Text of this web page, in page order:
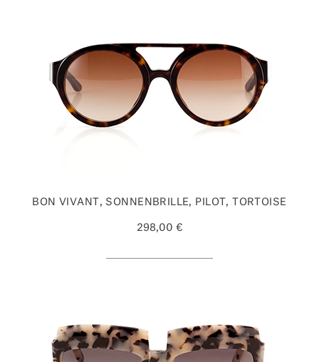
BON VIVANT, SONNENBRILLE, PILOT, TORTOISE
298,00 €